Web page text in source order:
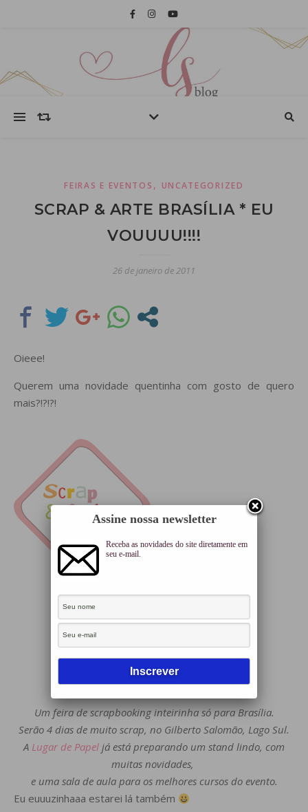
FEIRAS E EVENTOS , UNCATEGORIZED
SCRAP & ARTE BRASÍLIA * EU
VOUUUU!!!!
26 de janeiro de 2011
Oieee!
Querem uma novidade quentinha com gosto de quero
mais?!?!?!
De 24 a 27 de Março de 2011
Horário: Das 13h00 às 20h00
Um feira de scrapbooking inteirinha só para Brasília.
Serão 4 dias de muito scrap, no Gilberto Salomão, Lago Sul.
A Lugar de Papel já está preparando um stand lindo, com
muitas novidades,
e uma sala de aula para os melhores cursos do evento.
Eu euuuzinhaaa estarei lá também
Assine nossa newsletter
Receba as novidades do site diretamente em
seu e-mail.